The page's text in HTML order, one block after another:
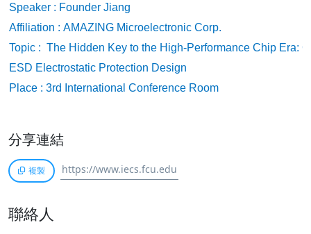
Speaker : Founder Jiang
Affiliation : AMAZING Microelectronic Corp.
Topic : The Hidden Key to the High-Performance Chip Era:
ESD Electrostatic Protection Design
Place : 3rd International Conference Room
分享連結
複製
聯絡人